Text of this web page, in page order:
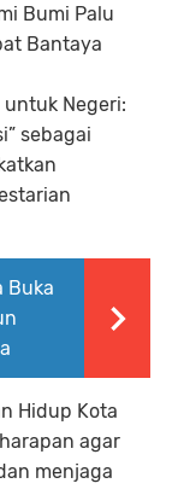
Bumi Palu
Bantaya
untuk Negeri:
sebagai
Buka
Hidup Kota
agar
menjaga